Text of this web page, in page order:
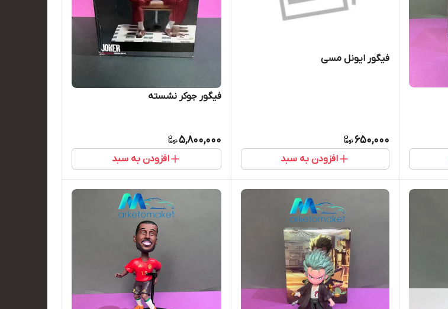
فیگور ایونل مسی
650,000
افزودن به سبد
فیگور جوکر نشسته
5,800,000
افزودن به سبد